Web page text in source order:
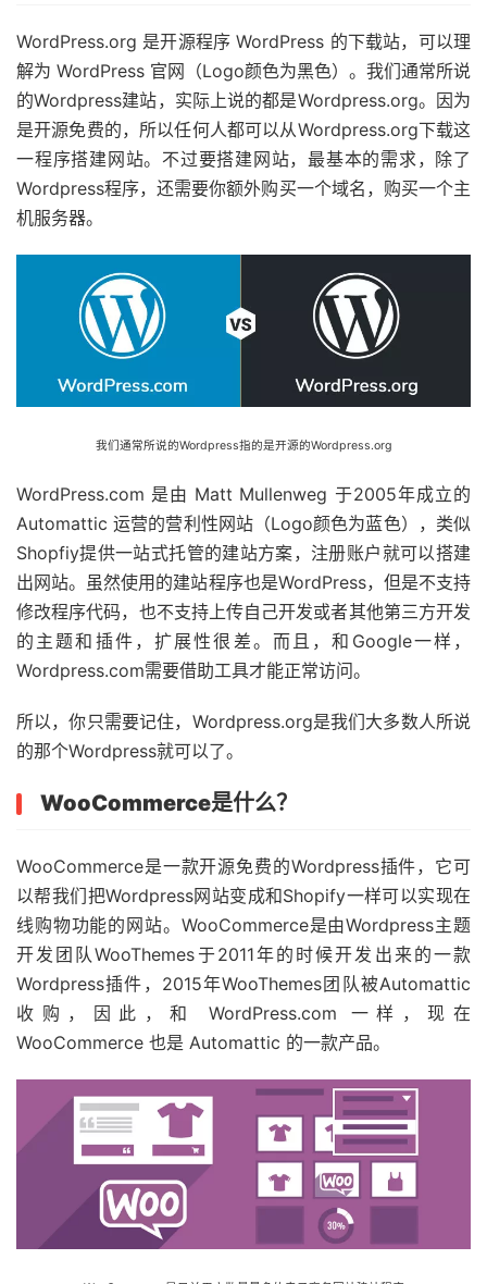
WordPress.org 是开源程序 WordPress 的下载站，可以理
解为 WordPress 官网（Logo颜色为黑色）。我们通常所说
的Wordpress建站，实际上说的都是Wordpress.org。因为
是开源免费的，所以任何人都可以从Wordpress.org下载这
一程序搭建网站。不过要搭建网站，最基本的需求，除了
Wordpress程序，还需要你额外购买一个域名，购买一个主
机服务器。
我们通常所说的Wordpress指的是开源的Wordpress.org
WordPress.com 是由 Matt Mullenweg 于2005年成立的
Automattic 运营的营利性网站（Logo颜色为蓝色），类似
Shopfiy提供一站式托管的建站方案，注册账户就可以搭建
出网站。虽然使用的建站程序也是WordPress，但是不支持
修改程序代码，也不支持上传自己开发或者其他第三方开发
的主题和插件，扩展性很差。而且，和Google一样，
Wordpress.com需要借助工具才能正常访问。
所以，你只需要记住，Wordpress.org是我们大多数人所说
的那个Wordpress就可以了。
WooCommerce是什么？
WooCommerce是一款开源免费的Wordpress插件，它可
以帮我们把Wordpress网站变成和Shopify一样可以实现在
线购物功能的网站。WooCommerce是由Wordpress主题
开发团队WooThemes于2011年的时候开发出来的一款
Wordpress插件，2015年WooThemes团队被Automattic
收购，因此，和 WordPress.com 一样，现在
WooCommerce 也是 Automattic 的一款产品。